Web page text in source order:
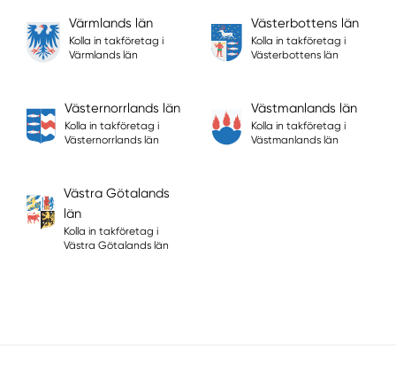
Värmlands län
Kolla in takföretag i
Värmlands län
Västerbottens län
Kolla in takföretag i
Västerbottens län
Västernorrlands län
Kolla in takföretag i
Västernorrlands län
Västmanlands län
Kolla in takföretag i
Västmanlands län
Västra Götalands
län
Kolla in takföretag i
Västra Götalands län